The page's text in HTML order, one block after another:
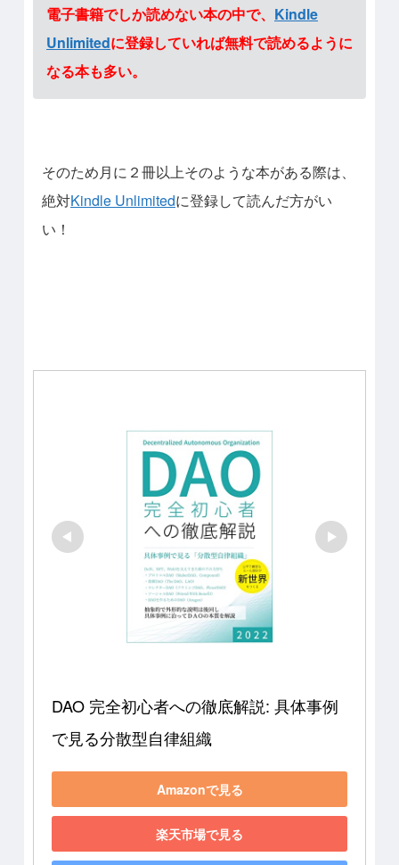
電子書籍でしか読めない本の中で、 Kindle
Unlimitedに登録していれば無料で読めるように
なる本も多い。
そのため月に２冊以上そのような本がある際は、
絶対Kindle Unlimitedに登録して読んだ方がい
い！
DAO 完全初心者への徹底解説: 具体事例
で見る分散型自律組織
Amazonで見る
楽天市場で見る